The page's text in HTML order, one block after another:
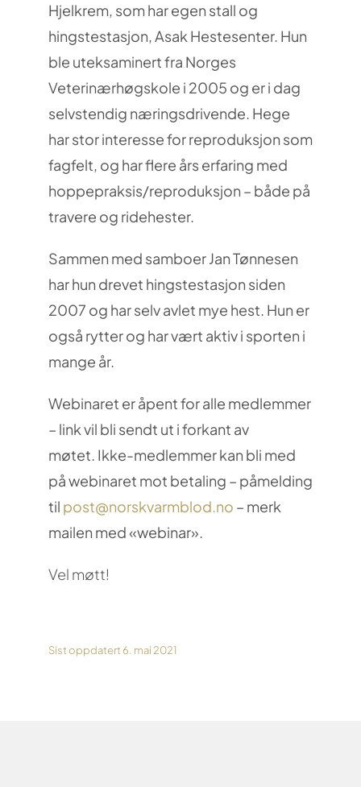
Hjelkrem, som har egen stall og
hingstestasjon, Asak Hestesenter. Hun
ble uteksaminert fra Norges
Veterinærhøgskole i 2005 og er i dag
selvstendig næringsdrivende. Hege
har stor interesse for reproduksjon som
fagfelt, og har flere års erfaring med
hoppepraksis/reproduksjon – både på
travere og ridehester.
Sammen med samboer Jan Tønnesen
har hun drevet hingstestasjon siden
2007 og har selv avlet mye hest. Hun er
også rytter og har vært aktiv i sporten i
mange år.
Webinaret er åpent for alle medlemmer
– link vil bli sendt ut i forkant av
møtet. Ikke-medlemmer kan bli med
på webinaret mot betaling – påmelding
til post@norskvarmblod.no – merk
mailen med «webinar».
Vel møtt!
Sist oppdatert 6. mai 2021